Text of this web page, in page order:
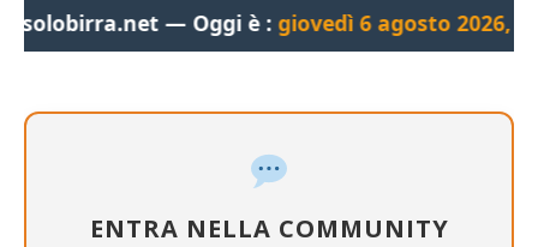
— Oggi è : giovedì 6 agosto 2026, 01:35:20—
ENTRA NELLA COMMUNITY